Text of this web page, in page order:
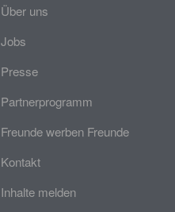
Über uns
Jobs
Presse
Partnerprogramm
Freunde werben Freunde
Kontakt
Inhalte melden